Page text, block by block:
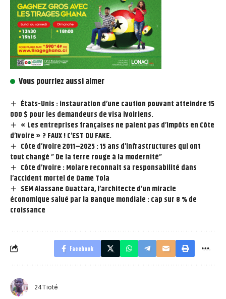
Vous pourriez aussi aimer
États-Unis : instauration d’une caution pouvant atteindre 15
000 $ pour les demandeurs de visa ivoiriens.
« Les entreprises françaises ne paient pas d’impôts en Côte
d’Ivoire » ? FAUX ! C’EST DU FAKE.
Côte d’Ivoire 2011–2025 : 15 ans d’infrastructures qui ont
tout changé ” De la terre rouge à la modernité”
Côte d’Ivoire : Molare reconnaît sa responsabilité dans
l’accident mortel de Dame Tola
SEM Alassane Ouattara, l’architecte d’un miracle
économique salué par la Banque mondiale : cap sur 8 % de
croissance
Facebook
24Tioté